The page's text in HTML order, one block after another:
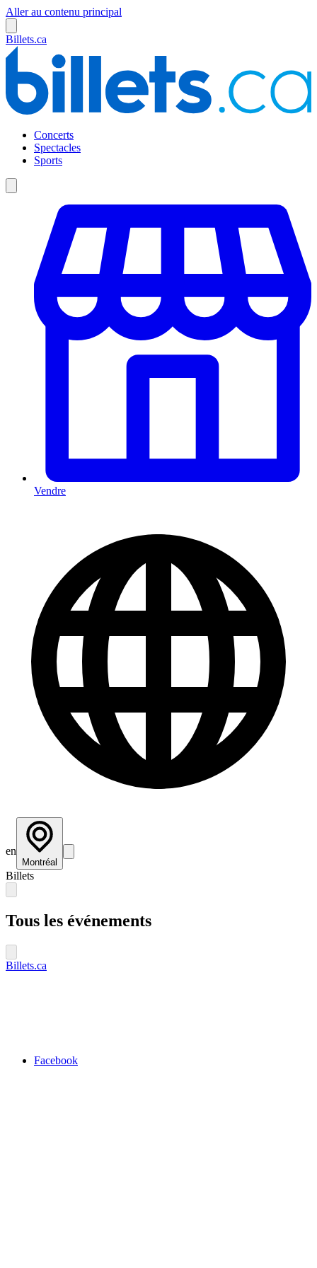
Aller au contenu principal
Billets.ca
Concerts
Spectacles
Sports
Vendre
en
Montréal
Billets
Tous les événements
Billets.ca
Facebook